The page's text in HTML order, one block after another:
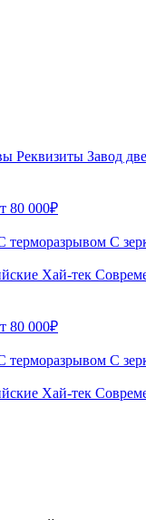
Реквизиты Завод
80 000₽
терморазрывом С
Хай-тек
80 000₽
терморазрывом С
Хай-тек